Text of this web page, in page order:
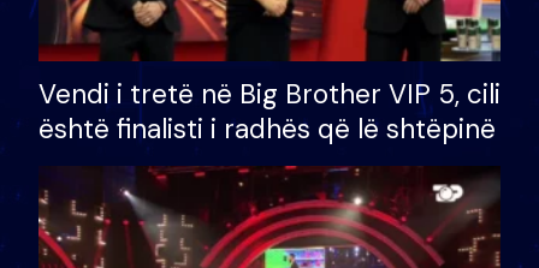
Vendi i tretë në Big Brother VIP 5, cili
është finalisti i radhës që lë shtëpinë